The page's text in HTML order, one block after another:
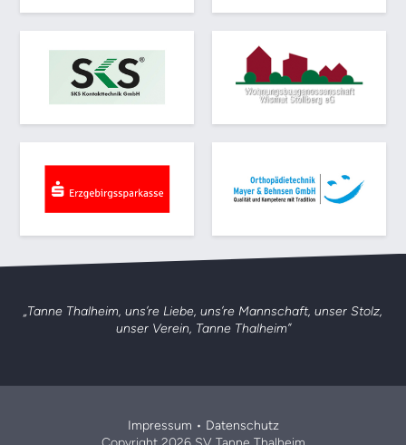
„Tanne Thalheim, uns’re Liebe, uns’re Mannschaft, unser Stolz,
unser Verein, Tanne Thalheim”
Impressum • Datenschutz